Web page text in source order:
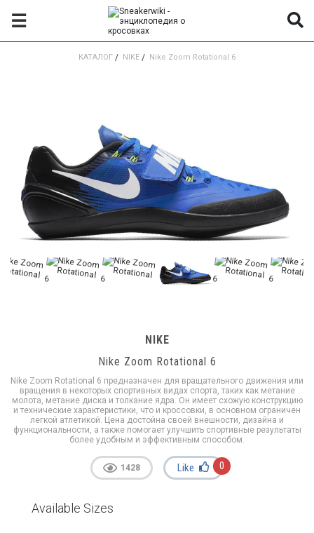
☰
КАТАЛОГ / NIKE / Nike Zoom Rotational 6
NIKE
Nike Zoom Rotational 6
Nike Zoom Rotational 6 предназначен для вращательного движения или
вращения в некоторых спортивных видах спорта, таких как метание
молота, метание диска и толкание ядра. Он имеет схожую конструкцию
и технические характеристики, что и кроссовки, в основном ограничен
легкой атлетикой. Цена достойна своей внешности, дизайна и
функциональности, а также помогает улучшить спортивные результаты
более удобным и эффективным способом.
1428 Like 0
Available Sizes